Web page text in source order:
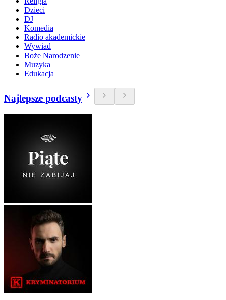
Dzieci
DJ
Komedia
Radio akademickie
Wywiad
Boże Narodzenie
Muzyka
Edukacja
Najlepsze podcasty